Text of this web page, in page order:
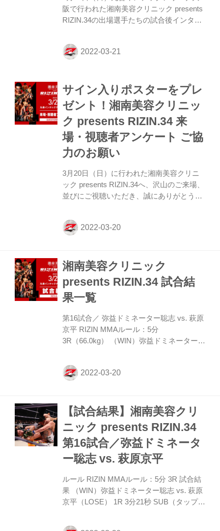
阪で行われた湘南美容クリニック presents
RIZIN.34の出場選手たちの試合後インタビ
を蹴ってKO出来て良かった」 ーー試合後
の率直な感想をお聞かせいただいてもよろ
てとりあえずは良かったかなと思います。
ーー対戦を終えて相手の印象は戦う前と後
は違いましたでしょうか。 小川 ちょっと
最初のほう、距離が取りづらかったので。
まあどんどん慣れてきて、詰めてインロー
蹴るというのが成功したので、よかったで
す。 ーー試合を終えたばかり...
サイン入りポスターをプレ
ゼント！湘南美容クリニッ
ク presents RIZIN.34 来
場・視聴者アンケート ご協
力のお願い
3月20日（日）に行われた湘南美容クリニ
ック presents RIZIN.34へ、沢山のご来場、
並びにご視聴いただき、誠にありがとうご
聴された皆さまへ簡単なアンケートを実施
しております。 たくさんのご意見・ご感想
た方の中から抽選で3名様に「湘南美容ク
リニック presents RIZIN.34 出場選手サイ
ン入りポスター」をプレゼント致します。
プレゼント内容 湘南美容クリニック
ター…抽選3名 回答期限 20...
湘南美容クリニック
presents RIZIN.34 試合結
果一覧
第16試合／ 弥益ドミネーター聡志 vs. 萩原
京平 RIZIN MMAルール：5分
3R（66.0kg） （WIN）弥益ドミネーター聡
SUB（タップアウト：腕ひしぎ三角固め）
≫ 試合結果詳細 第15試合／ 皇治 vs. 梅野
（LOSE） 3R 判定 （2-0） ≫ 試合結果詳
細 第14試合／ 中村大介 vs. 山本空良
//www.youtube.com/embed/Yc0Nr3sPlwQ?
rel=0&loop=0&contro...
【試合結果】湘南美容クリ
ニック presents RIZIN.34
第16試合／弥益ドミネータ
ー聡志 vs. 萩原京平
ルール RIZIN MMAルール：5分 3R 試合結
果 （WIN）弥益ドミネーター聡志 vs. 萩原
京平（LOSE） 1R 3分21秒 SUB（タップア
萩原がバックスピンキックを放ち、これを